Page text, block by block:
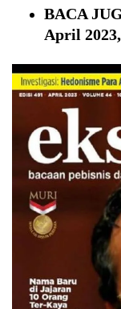
BACA
April 2023,